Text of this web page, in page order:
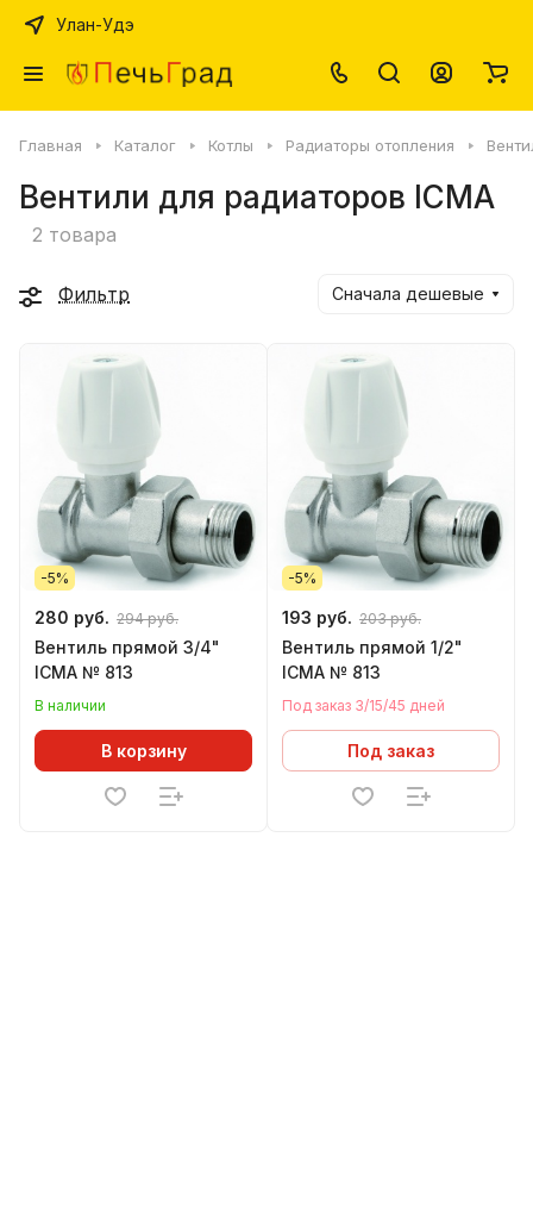
Улан-Удэ
Главная Каталог Котлы Радиаторы отопления
Вентили для радиаторов ICMA
2 товара
Фильтр Сначала дешевые
-5%
280 руб. 294 руб.
Вентиль прямой 3/4"
ICMA № 813
В наличии
В корзину
-5%
193 руб. 203 руб.
Вентиль прямой 1/2"
ICMA № 813
Под заказ 3/15/45 дней
Под заказ